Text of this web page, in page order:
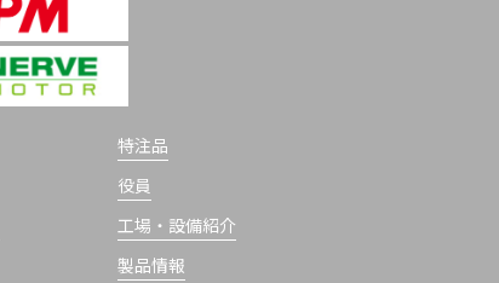
特注品
役員
工場・設備紹介
製品情報